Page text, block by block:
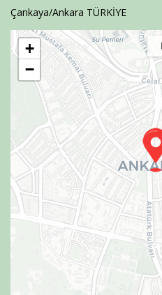
Çankaya/Ankara TÜRKİYE
+
−